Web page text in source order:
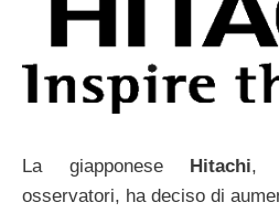
La giapponese Hitachi,
osservatori, ha deciso di